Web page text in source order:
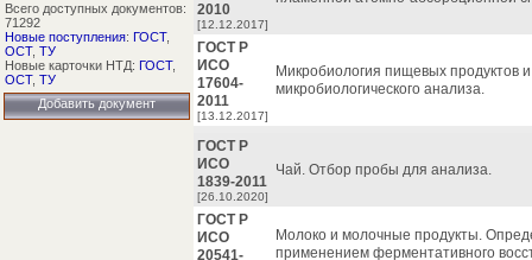
Всего доступных документов:
71292
Новые поступления: ГОСТ,
ОСТ, ТУ
Новые карточки НТД: ГОСТ,
ОСТ, ТУ
Добавить документ
2010
[12.12.2017]
ГОСТ Р
ИСО
17604-
2011
[13.12.2017]
Микробиология пищевых продуктов
микробиологического анализа.
ГОСТ Р
ИСО
1839-2011
[26.10.2020]
Чай. Отбор пробы для анализа.
ГОСТ Р
ИСО
20541-
Молоко и молочные продукты.
применением ферментативного